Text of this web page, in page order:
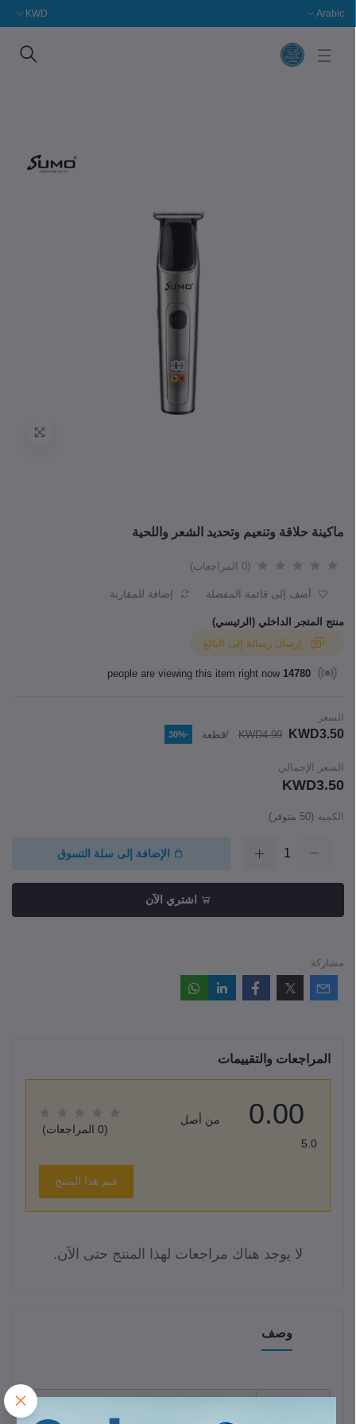
Arabic
KWD
ماكينة حلاقة وتنعيم وتحديد الشعر واللحية
(0 المراجعات)
أضف إلى قائمة المفضلة إضافة للمقارنة
منتج المتجر الداخلي (الرئيسي)
14780
السعر
KWD3.50
KWD4.99 /قطعة -30%
السعر الإجمالي
KWD3.50
الكمية (
50 متوفر)
الإضافة إلى سلة التسوق
اشتري الآن
مشاركة
المراجعات والتقييمات
0.00
من أصل
5.0
(0 المراجعات)
قيم هذا المنتج
لا يوجد هناك مراجعات لهذا المنتج حتى الآن.
وصف